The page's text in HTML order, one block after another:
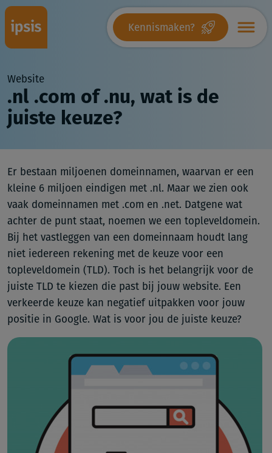
Kennismaken?
Website
.nl .com of .nu, wat is de
juiste keuze?
Er bestaan miljoenen domeinnamen, waarvan er een
kleine 6 miljoen eindigen met .nl. Maar we zien ook
vaak domeinnamen met .com en .net. Datgene wat
achter de punt staat, noemen we een topleveldomein.
Bij het vastleggen van een domeinnaam houdt lang
niet iedereen rekening met de keuze voor een
topleveldomein (TLD). Toch is het belangrijk voor de
juiste TLD te kiezen die past bij jouw website. Een
verkeerde keuze kan negatief uitpakken voor jouw
positie in Google. Wat is voor jou de juiste keuze?